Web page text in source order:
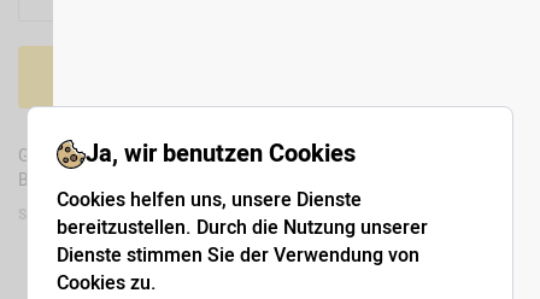
Gelber Stockschirm mit TechnoAlpin Schriftzug und Logo auf dem
Bezug und auf dem Griff.
SKU MAWG0318
Ja, wir benutzen Cookies
Cookies helfen uns, unsere Dienste
bereitzustellen. Durch die Nutzung unserer
Dienste stimmen Sie der Verwendung von
Cookies zu.